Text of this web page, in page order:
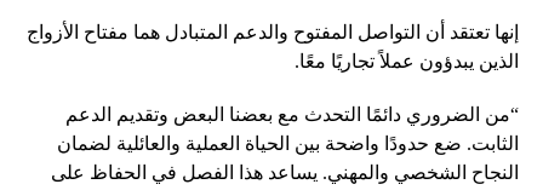
إنها تعتقد أن التواصل المفتوح والدعم المتبادل هما مفتاح الأزواج
الذين يبدؤون عملاً تجاريًا معًا.
“من الضروري دائمًا التحدث مع بعضنا البعض وتقديم الدعم
الثابت. ضع حدودًا واضحة بين الحياة العملية والعائلية لضمان
النجاح الشخصي والمهني. يساعد هذا الفصل في الحفاظ على